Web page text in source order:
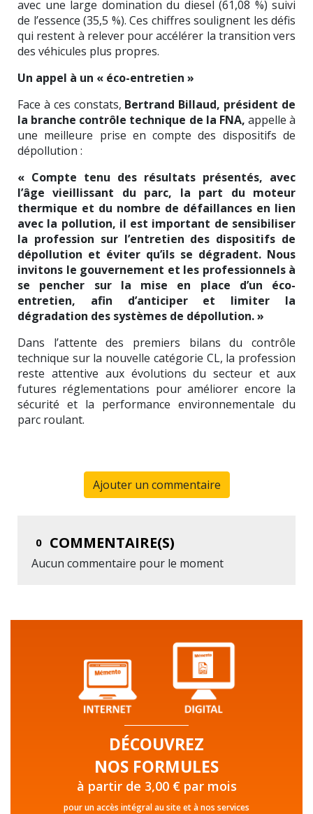
avec une large domination du diesel (61,08 %) suivi
de l’essence (35,5 %). Ces chiffres soulignent les défis
qui restent à relever pour accélérer la transition vers
des véhicules plus propres.
Un appel à un « éco-entretien »
Face à ces constats, Bertrand Billaud, président de
la branche contrôle technique de la FNA, appelle à
une meilleure prise en compte des dispositifs de
dépollution :
« Compte tenu des résultats présentés, avec
l’âge vieillissant du parc, la part du moteur
thermique et du nombre de défaillances en lien
avec la pollution, il est important de sensibiliser
la profession sur l’entretien des dispositifs de
dépollution et éviter qu’ils se dégradent. Nous
invitons le gouvernement et les professionnels à
se pencher sur la mise en place d’un éco-
entretien, afin d’anticiper et limiter la
dégradation des systèmes de dépollution. »
Dans l’attente des premiers bilans du contrôle
technique sur la nouvelle catégorie CL, la profession
reste attentive aux évolutions du secteur et aux
futures réglementations pour améliorer encore la
sécurité et la performance environnementale du
parc roulant.
Ajouter un commentaire
0 COMMENTAIRE(S)
Aucun commentaire pour le moment
DÉCOUVREZ
NOS FORMULES
à partir de 3,00 € par mois
pour un accès intégral au site et à nos services